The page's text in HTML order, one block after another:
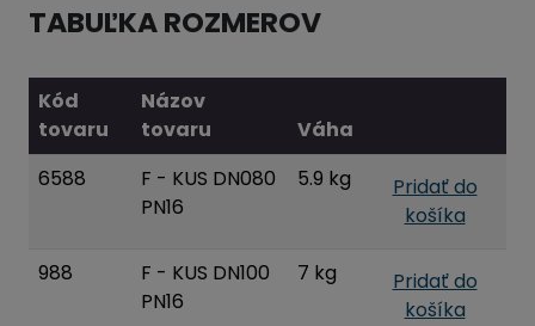
TABUĽKA ROZMEROV
Kód
tovaru
Názov
tovaru
Váha
6588
F - KUS DN080
PN16
5.9 kg
Pridať do
košíka
988
F - KUS DN100
PN16
7 kg
Pridať do
košíka